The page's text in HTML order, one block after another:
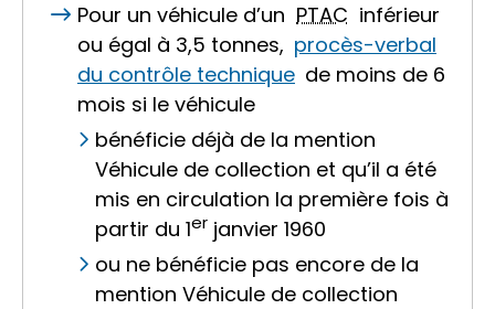
Pour un véhicule d’un PTAC inférieur
ou égal à 3,5 tonnes, procès-verbal
du contrôle technique de moins de 6
mois si le véhicule
bénéficie déjà de la mention
Véhicule de collection et qu’il a été
mis en circulation la première fois à
partir du 1er janvier 1960
ou ne bénéficie pas encore de la
mention Véhicule de collection